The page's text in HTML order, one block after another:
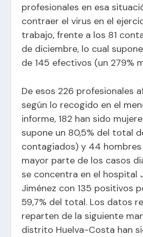
profesionales en esa
contraer el virus en el
trabajo, frente a los 81
de diciembre, lo cual
de 145 efectivos (un 279%
De esos 226 profesionales
según lo recogido en el
informe, 182 han sido
supone un 80,5% del total
contagiados) y 44 hombres
mayor parte de los casos
se concentra en el hospital
Jiménez con 135 positivos
59,7% del total. Los datos
reparten de la siguiente
distrito Huelva-Costa han